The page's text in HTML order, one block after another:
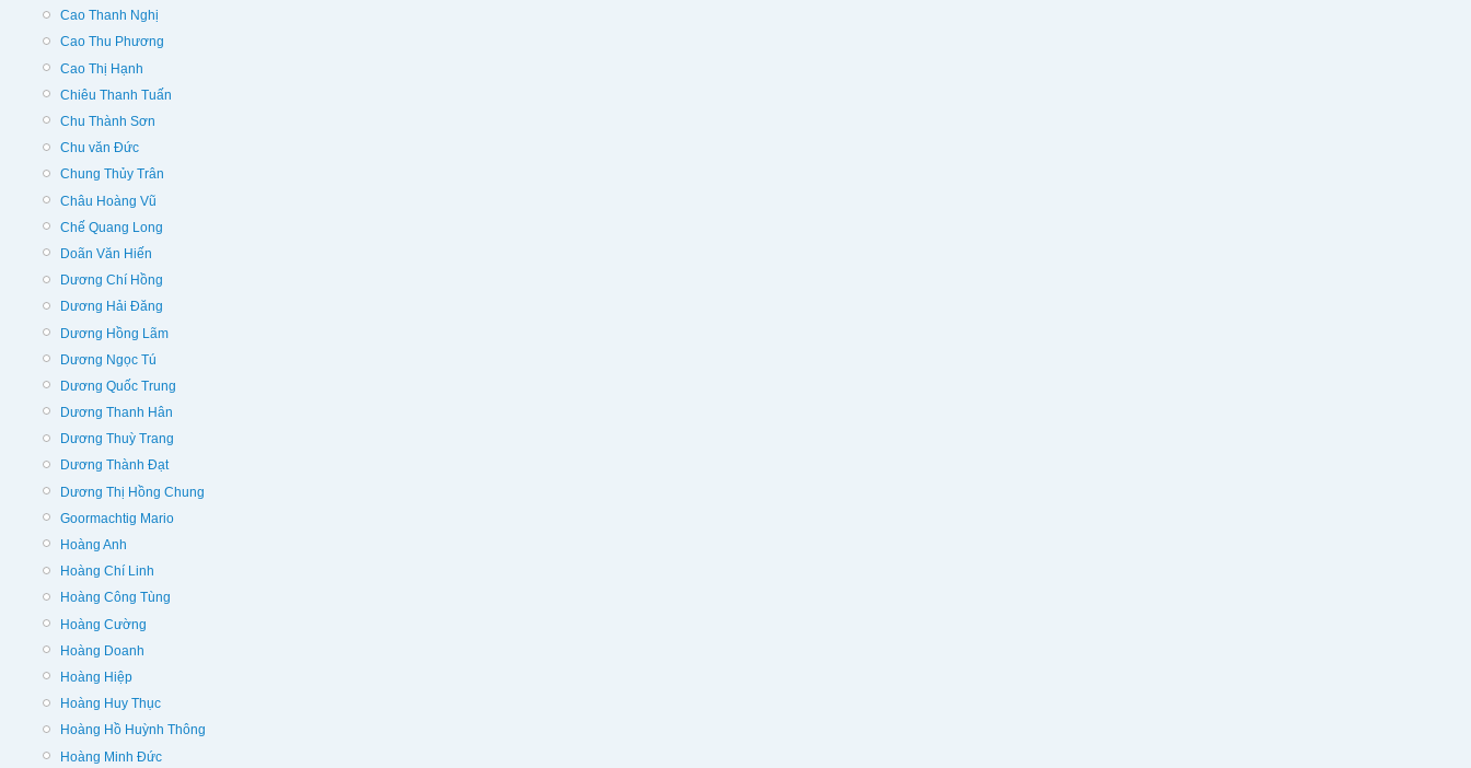
Cao Thanh Nghị
Cao Thu Phương
Cao Thị Hạnh
Chiêu Thanh Tuấn
Chu Thành Sơn
Chu văn Đức
Chung Thủy Trân
Châu Hoàng Vũ
Chế Quang Long
Doãn Văn Hiến
Dương Chí Hồng
Dương Hải Đăng
Dương Hồng Lãm
Dương Ngọc Tú
Dương Quốc Trung
Dương Thanh Hân
Dương Thuỳ Trang
Dương Thành Đạt
Dương Thị Hồng Chung
Goormachtig Mario
Hoàng Anh
Hoàng Chí Linh
Hoàng Công Tùng
Hoàng Cường
Hoàng Doanh
Hoàng Hiệp
Hoàng Huy Thục
Hoàng Hồ Huỳnh Thông
Hoàng Minh Đức